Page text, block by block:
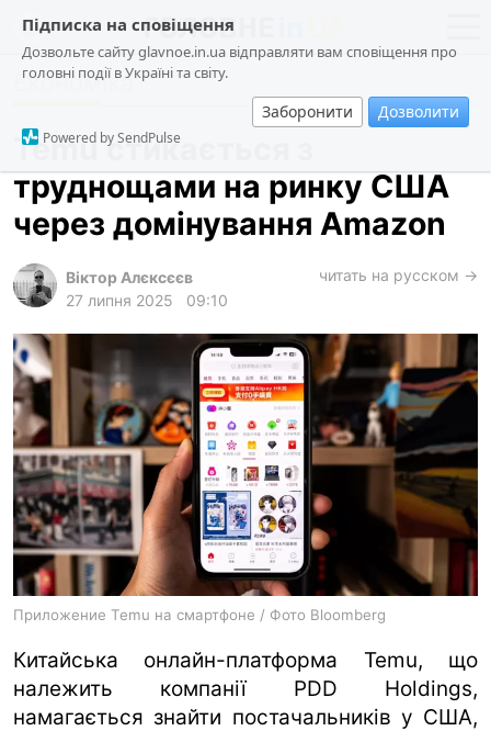
Підписка на сповіщення
Дозвольте сайту glavnoe.in.ua відправляти вам сповіщення про
головні події в Україні та світу.
Заборонити Дозволити
Powered by SendPulse
новини
про проєкт
суспільство
події
кримінал
лонгріди
харків
архів
gambling
ua ru en
Економіка
Temu стикається з
труднощами на ринку США
через домінування Amazon
Віктор Алєксєєв
27 липня 2025
09:10
читать на русском →
Приложение Temu на смартфоне / Фото Bloomberg
Китайська онлайн-платформа Temu, що
належить компанії PDD Holdings,
намагається знайти постачальників у США,